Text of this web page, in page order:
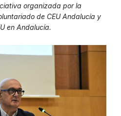
organizada por la
de CEU Andalucía y
en Andalucía.